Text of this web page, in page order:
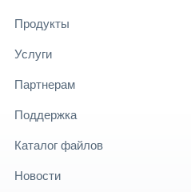
Продукты
Услуги
Партнерам
Поддержка
Каталог файлов
Новости